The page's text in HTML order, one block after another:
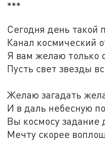
***
Сегодня день такой
Канал космический
Я вам желаю только
Пусть свет звезды
Желаю загадать
И в даль небесную
Вы космосу задание
Мечту скорее